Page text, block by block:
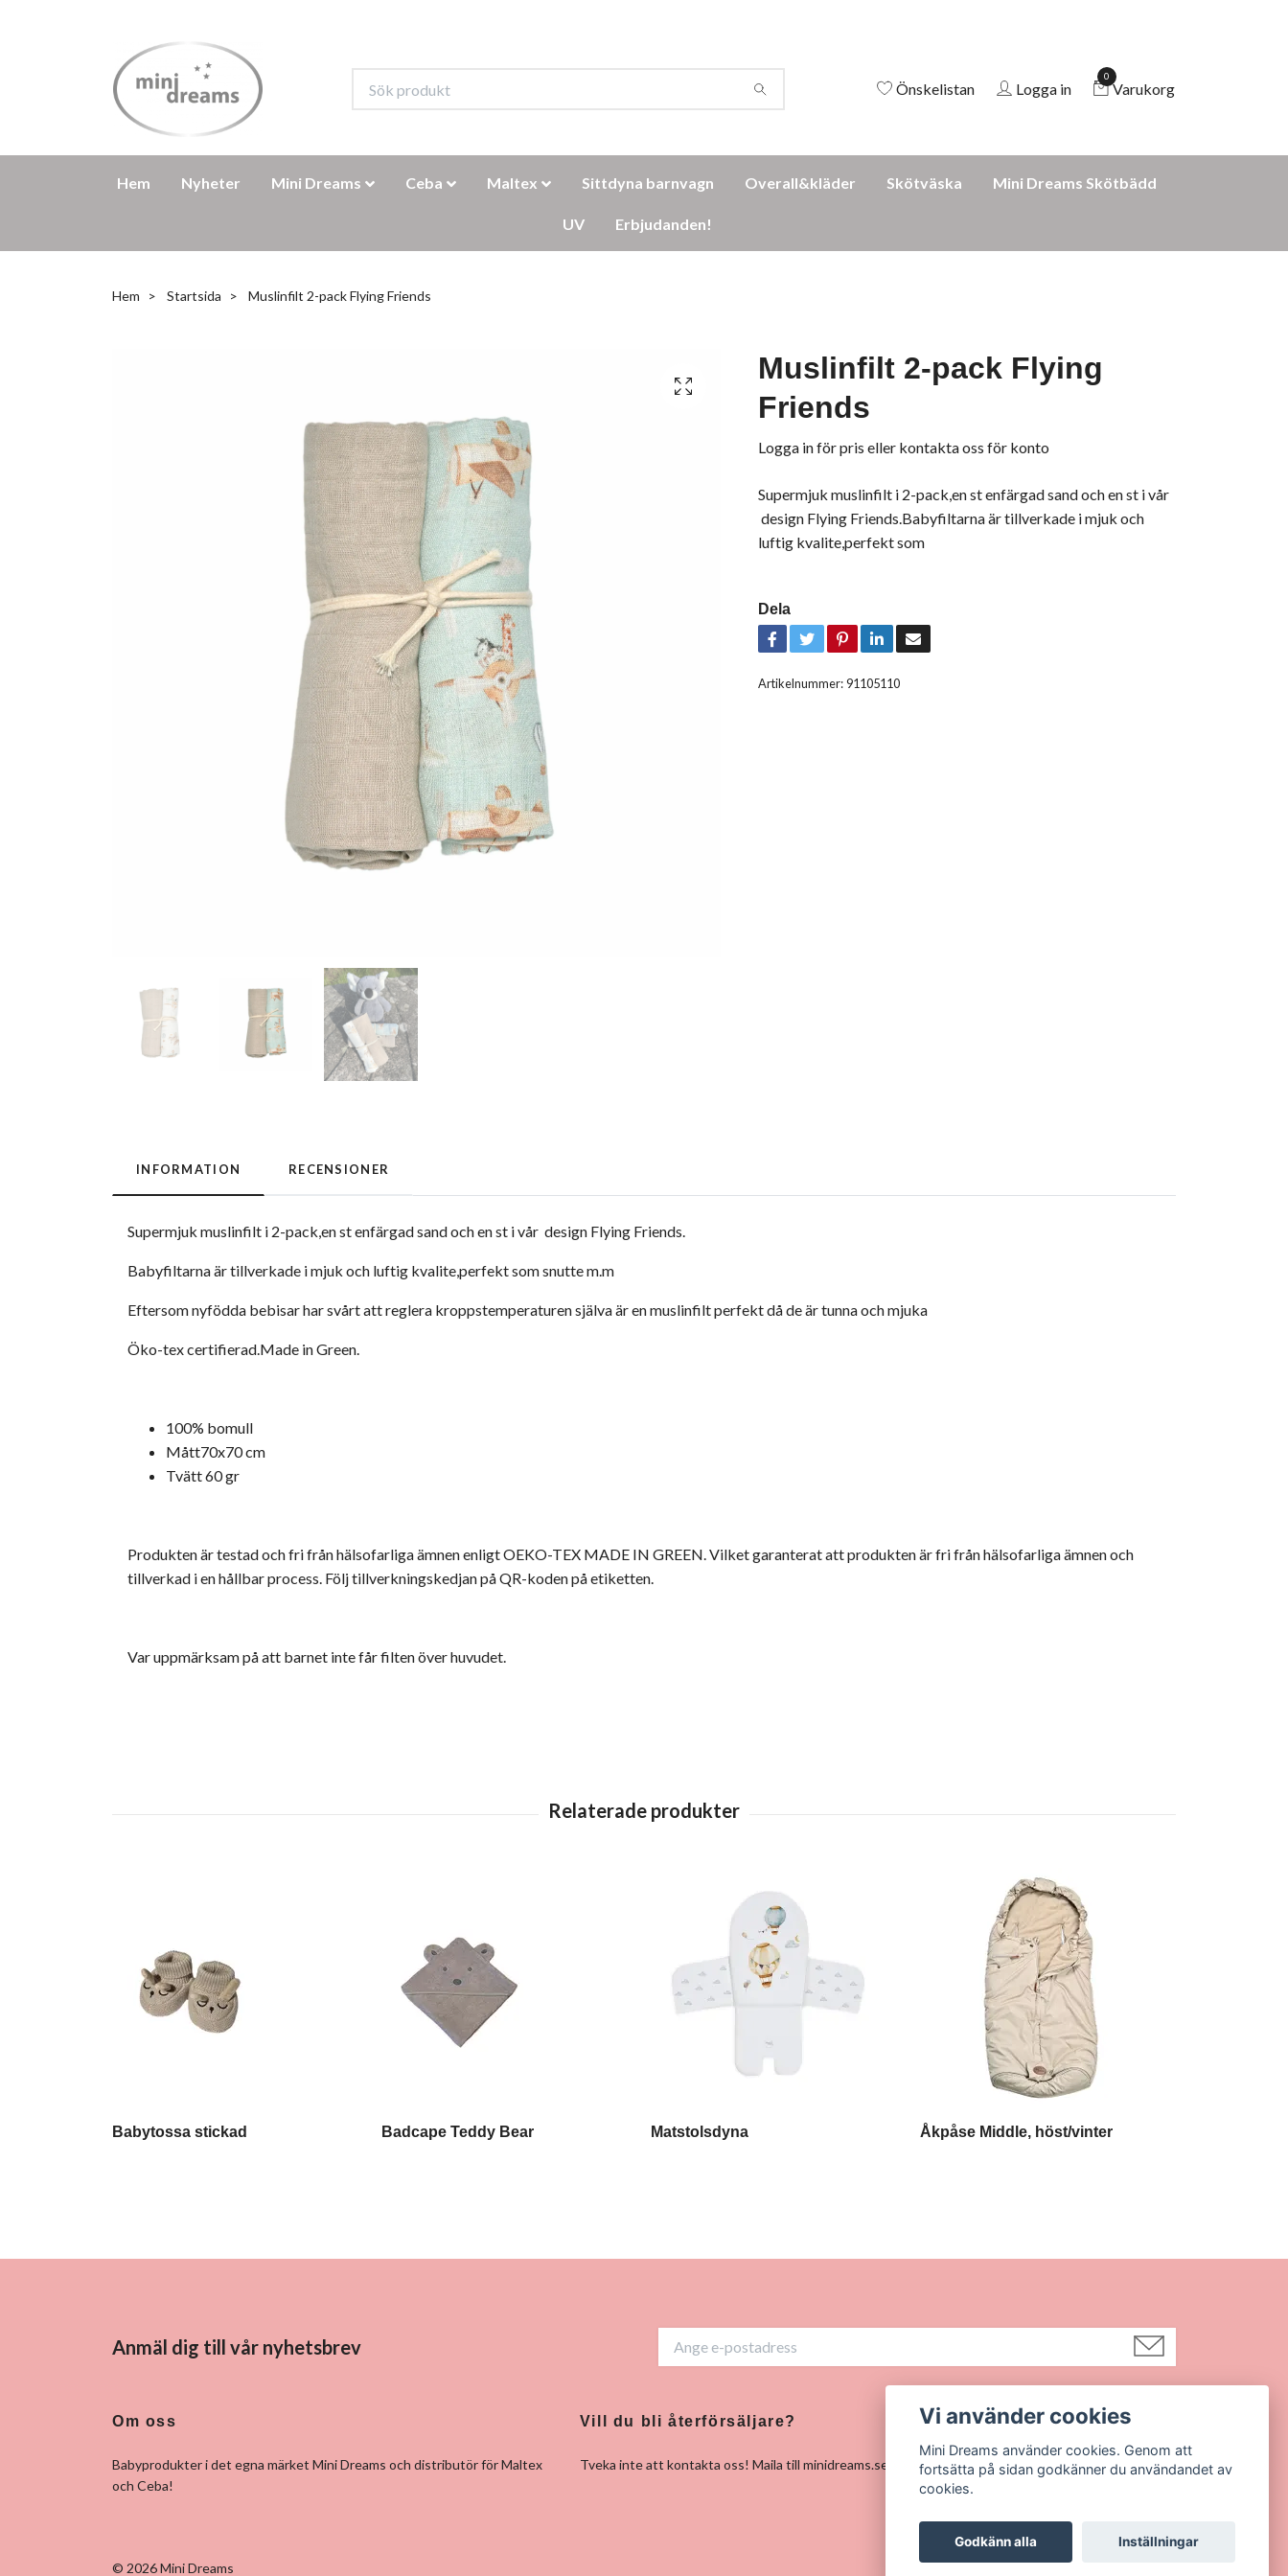
Önskelistan Logga in
0
Varukorg
Hem Nyheter Mini Dreams Ceba Maltex Sittdyna barnvagn Overall&kläder Skötväska Mini Dreams Skötbädd
UV Erbjudanden!
Hem Startsida Muslinfilt 2-pack Flying Friends
Muslinfilt 2-pack Flying
Friends
Logga in för pris eller kontakta oss för konto
Supermjuk muslinfilt i 2-pack,en st enfärgad sand och en st i vår
design Flying Friends.Babyfiltarna är tillverkade i mjuk och
luftig kvalite,perfekt som
Dela
Artikelnummer:91105110
INFORMATION RECENSIONER
Supermjuk muslinfilt i 2-pack,en st enfärgad sand och en st i vår design Flying Friends.
Babyfiltarna är tillverkade i mjuk och luftig kvalite,perfekt som snutte m.m
Eftersom nyfödda bebisar har svårt att reglera kroppstemperaturen själva är en muslinfilt perfekt då de är tunna och mjuka
Öko-tex certifierad.Made in Green.
100% bomull
Mått70x70 cm
Tvätt 60 gr
Produkten är testad och fri från hälsofarliga ämnen enligt OEKO-TEX MADE IN GREEN. Vilket garanterat att produkten är fri från hälsofarliga ämnen och
tillverkad i en hållbar process. Följ tillverkningskedjan på QR-koden på etiketten.
Var uppmärksam på att barnet inte får filten över huvudet.
Babytossa stickad Badcape Teddy Bear Matstolsdyna Åkpåse Middle, höst/vinter
Anmäl dig till vår nyhetsbrev
Om oss
Babyprodukter i det egna märket Mini Dreams och distributör för Maltex
och Ceba!
Vill du bli återförsäljare?
Tveka inte att kontakta oss! Maila till minidreams.se@gmail.com
Sociala medier
Instagram
© 2026 Mini Dreams
Vi använder cookies
Mini Dreams använder cookies. Genom att
fortsätta på sidan godkänner du användandet av
cookies.
Godkänn alla Inställningar